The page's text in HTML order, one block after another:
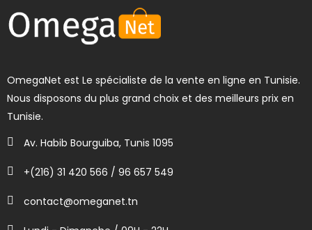
OmegaNet est Le spécialiste de la vente en ligne en Tunisie.
Nous disposons du plus grand choix et des meilleurs prix en
Tunisie.
Av. Habib Bourguiba, Tunis 1095
+(216) 31 420 566 / 96 657 549
contact@omeganet.tn